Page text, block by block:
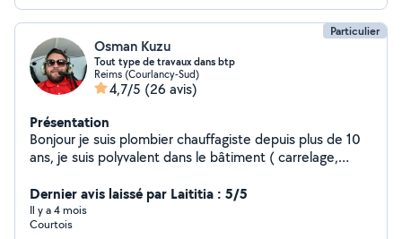
Particulier
Osman Kuzu
Tout type de travaux dans btp
Reims (Courlancy-Sud)
4,7/5 (26 avis)
Présentation
Bonjour je suis plombier chauffagiste depuis plus de 10
ans, je suis polyvalent dans le bâtiment ( carrelage,
travail qui m'a permis d'avoir de l'expérience. Je fait
également des salles de bains clés en main, j'effectue le
montage de meuble. Je fait également le montage de
Dernier avis laissé par Laititia : 5/5
Il y a 4 mois
Courtois